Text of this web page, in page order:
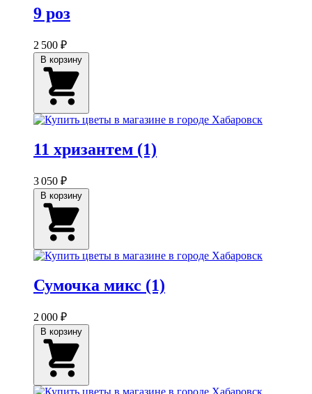
9 роз
2 500 ₽
11 хризантем (1)
3 050 ₽
Сумочка микс (1)
2 000 ₽